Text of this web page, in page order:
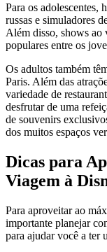
Para os adolescentes,
russas e simuladores
Além disso, shows ao
populares entre os
Os adultos também
Paris. Além das
variedade de
desfrutar de uma
de souvenirs
dos muitos espaços
Dicas para
Viagem à
Para aproveitar ao
importante planejar
para ajudar você a ter